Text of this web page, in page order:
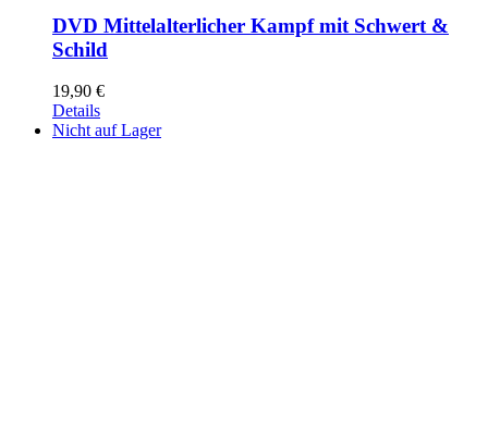
DVD Mittelalterlicher Kampf mit Schwert &
Schild
19,90 €
Details
Nicht auf Lager